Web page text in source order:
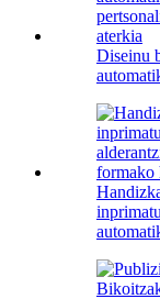
Diseinu